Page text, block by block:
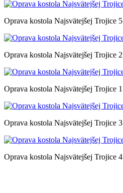
Oprava kostola Najsvätejšej Trojice 5
Oprava kostola Najsvätejšej Trojice 2
Oprava kostola Najsvätejšej Trojice 1
Oprava kostola Najsvätejšej Trojice 3
Oprava kostola Najsvätejšej Trojice 4